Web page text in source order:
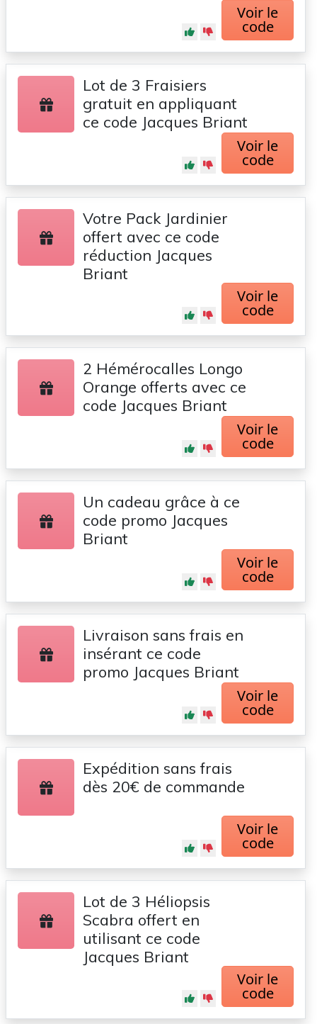
Voir le
code
Lot de 3 Fraisiers
gratuit en appliquant
ce code Jacques Briant
Voir le
code
Votre Pack Jardinier
offert avec ce code
réduction Jacques
Briant
Voir le
code
2 Hémérocalles Longo
Orange offerts avec ce
code Jacques Briant
Voir le
code
Un cadeau grâce à ce
code promo Jacques
Briant
Voir le
code
Livraison sans frais en
insérant ce code
promo Jacques Briant
Voir le
code
Expédition sans frais
dès 20€ de commande
Voir le
code
Lot de 3 Héliopsis
Scabra offert en
utilisant ce code
Jacques Briant
Voir le
code